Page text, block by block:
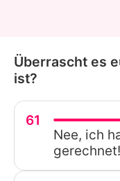
Überrascht es
ist?
61
Nee, ich
gerechnet!